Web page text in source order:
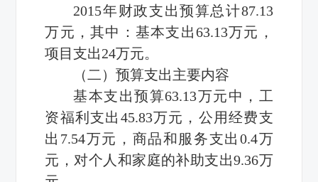
2015年财政支出预算总计87.13
万元，其中：基本支出63.13万元，
项目支出24万元。
（二）预算支出主要内容
基本支出预算63.13万元中，工
资福利支出45.83万元，公用经费支
出7.54万元，商品和服务支出0.4万
元，对个人和家庭的补助支出9.36万